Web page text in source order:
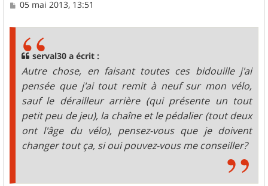
M
05 mai 2013, 13:51
serval30 a écrit :
Autre chose, en faisant toutes ces bidouille j'ai
pensée que j'ai tout remit à neuf sur mon vélo,
sauf le dérailleur arrière (qui présente un tout
petit peu de jeu), la chaîne et le pédalier (tout deux
ont l'âge du vélo), pensez-vous que je doivent
changer tout ça, si oui pouvez-vous me conseiller?